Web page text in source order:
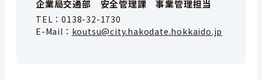
企業局交通部 安全管理課 事業管理担当
TEL：0138-32-1730
E-Mail： koutsu@city.hakodate.hokkaido.jp